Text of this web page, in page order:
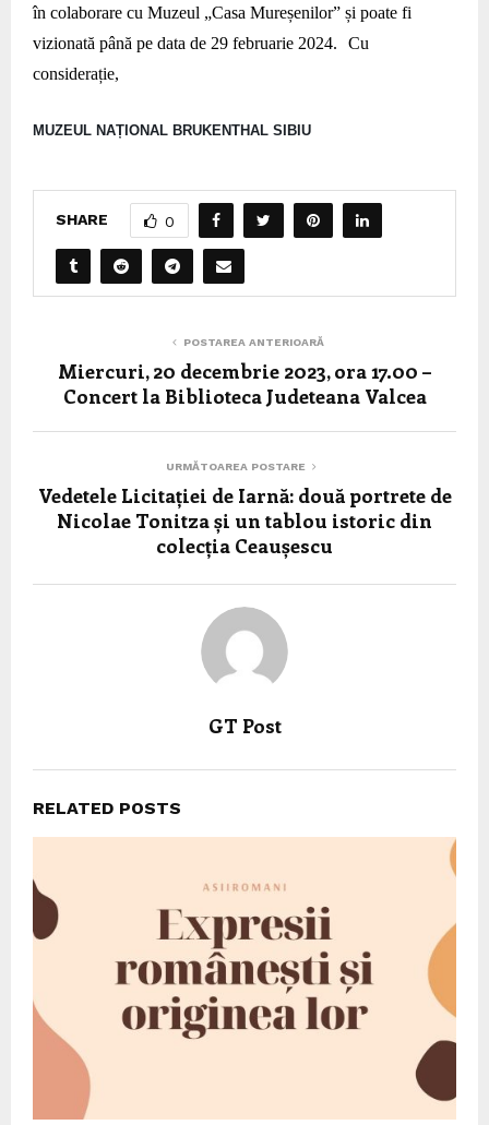
în colaborare cu Muzeul „Casa Mureșenilor” și poate fi
vizionată până pe data de 29 februarie 2024.
Cu
considerație,
MUZEUL NAȚIONAL BRUKENTHAL SIBIU
SHARE 0
POSTAREA ANTERIOARĂ
Miercuri, 20 decembrie 2023, ora 17.00 –
Concert la Biblioteca Judeteana Valcea
URMĂTOAREA POSTARE
Vedetele Licitației de Iarnă: două portrete de
Nicolae Tonitza și un tablou istoric din
colecția Ceaușescu
GT Post
RELATED POSTS